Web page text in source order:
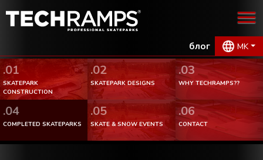
блог MK
.01
SKATEPARK
CONSTRUCTION
.02
SKATEPARK DESIGNS
.03
WHY TECHRAMPS??
.04
COMPLETED SKATEPARKS
.05
SKATE & SNOW EVENTS
.06
CONTACT